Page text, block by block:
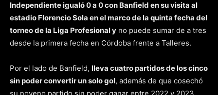
Independiente igualó 0 a 0 con Banfield en su visita al
estadio Florencio Sola en el marco de la quinta fecha del
torneo de la Liga Profesional y no puede sumar de a tres
desde la primera fecha en Córdoba frente a Talleres.
Por el lado de Banfield, lleva cuatro partidos de los cinco
sin poder convertir un solo gol, además de que cosechó